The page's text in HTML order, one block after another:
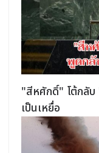
"สีหศักดิ์" โต้กลั
เป็นเหยื่อ